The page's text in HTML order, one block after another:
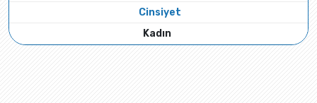
Cinsiyet
Kadın